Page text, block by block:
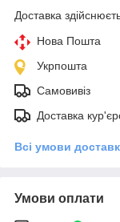
Доставка
Нова Пошта
Укрпошта
Самовивіз
Доставка
Всі умови
Умови оплати